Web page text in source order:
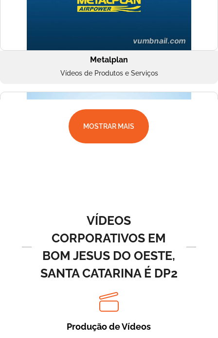
Metalplan
Vídeos de Produtos e Serviços
BRF Parceiros
MOSTRAR MAIS
VÍDEOS
CORPORATIVOS EM
BOM JESUS DO OESTE,
SANTA CATARINA É DP2
Produção de Vídeos